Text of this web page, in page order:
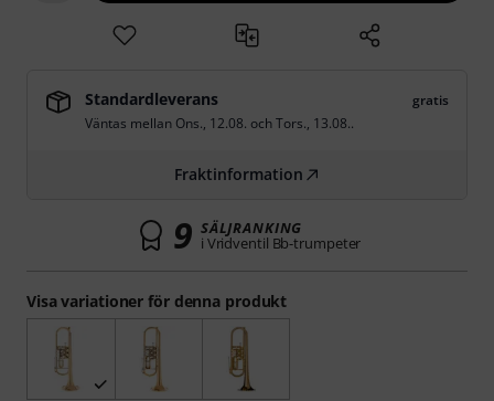
Visa variationer för denna produkt
Standardleverans
gratis
Väntas mellan Ons., 12.08. ochTors., 13.08..
Fraktinformation
9 SÄLJRANKING
i Vridventil Bb-trumpeter